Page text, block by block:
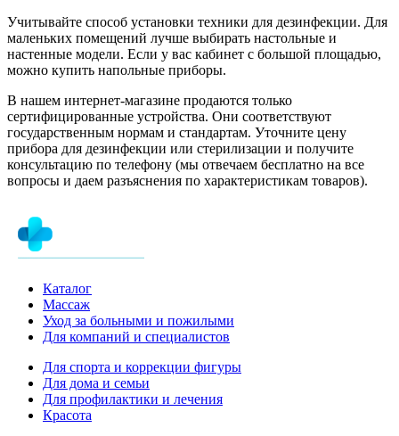
Учитывайте способ установки техники для дезинфекции. Для
маленьких помещений лучше выбирать настольные и
настенные модели. Если у вас кабинет с большой площадью,
можно купить напольные приборы.
В нашем интернет-магазине продаются только
сертифицированные устройства. Они соответствуют
государственным нормам и стандартам. Уточните цену
прибора для дезинфекции или стерилизации и получите
консультацию по телефону (мы отвечаем бесплатно на все
вопросы и даем разъяснения по характеристикам товаров).
Каталог
Массаж
Уход за больными и пожилыми
Для компаний и специалистов
Для спорта и коррекции фигуры
Для дома и семьи
Для профилактики и лечения
Красота